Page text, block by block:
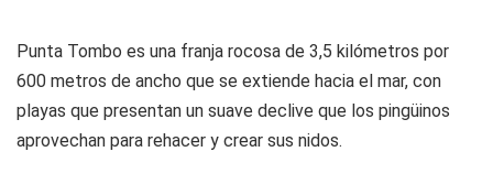
Punta Tombo es una franja rocosa de 3,5 kilómetros por
600 metros de ancho que se extiende hacia el mar, con
playas que presentan un suave declive que los pingüinos
aprovechan para rehacer y crear sus nidos.